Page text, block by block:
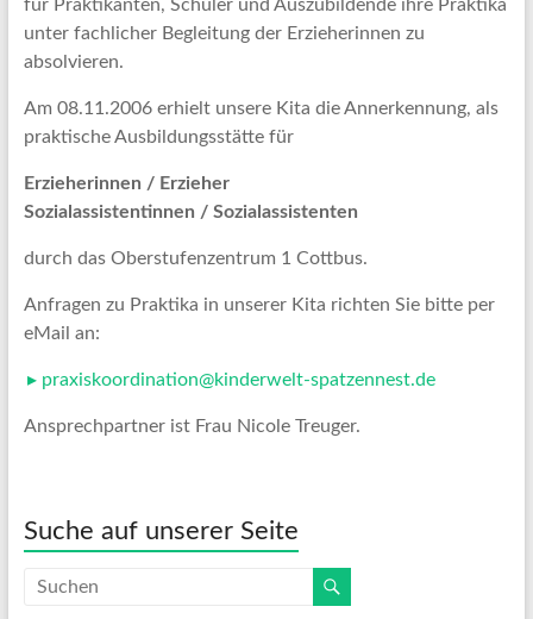
für Praktikanten, Schüler und Auszubildende ihre Praktika
unter fachlicher Begleitung der Erzieherinnen zu
absolvieren.
Am 08.11.2006 erhielt unsere Kita die Annerkennung, als
praktische Ausbildungsstätte für
Erzieherinnen / Erzieher
Sozialassistentinnen / Sozialassistenten
durch das Oberstufenzentrum 1 Cottbus.
Anfragen zu Praktika in unserer Kita richten Sie bitte per
eMail an:
praxiskoordination@kinderwelt-spatzennest.de
Ansprechpartner ist Frau Nicole Treuger.
Suche auf unserer Seite